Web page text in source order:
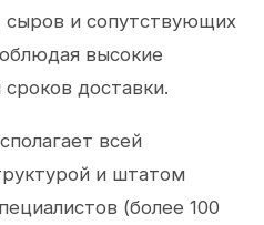
сыров и сопутствующих
высокие
доставки.
всей
и штатом
(более 100